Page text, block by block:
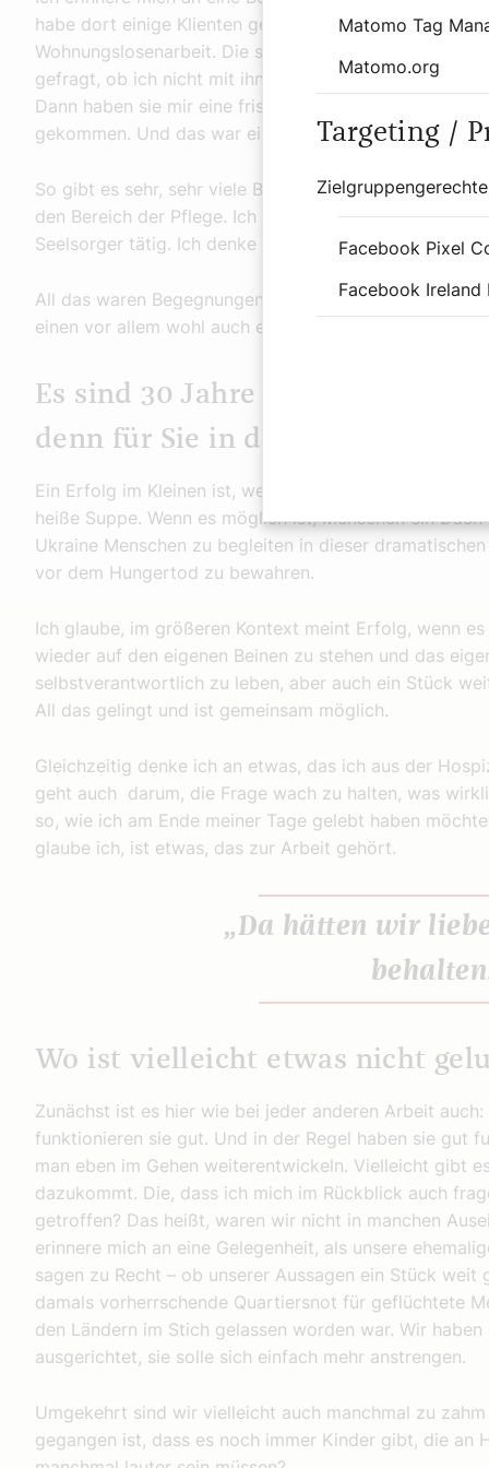
habe dort einige Klienten getroffen, die ich zuvor
Wohnungslosenarbeit. Die sind dort gestanden, haben
gefragt, ob ich nicht mit ihnen auch ein Bier trinken
Dann haben sie mir eine frische Dose gegeben. Und
gekommen. Und das war ein Gespräch, das bis heute
So gibt es sehr, sehr viele Begegnungen, wo es um
den Bereich der Pflege. Ich bin ja in einem unserer
Seelsorger tätig. Ich denke an die Hospizarbeit.
All das waren Begegnungen, die einen, glaube ich,
einen vor allem wohl auch ein Stück Veränderung
Es sind 30 Jahre Caritasarbeit für
denn für Sie in dieser Zeit ein
Ein Erfolg im Kleinen ist, wenn ein wohnungsloser
heiße Suppe. Wenn es möglich ist, Menschen ein
Ukraine Menschen zu begleiten in dieser
vor dem Hungertod zu bewahren.
Ich glaube, im größeren Kontext meint Erfolg, wenn
wieder auf den eigenen Beinen zu stehen und das
selbstverantwortlich zu leben, aber auch ein Stück
All das gelingt und ist gemeinsam möglich.
Gleichzeitig denke ich an etwas, das ich aus der
geht auch darum, die Frage wach zu halten, was
so, wie ich am Ende meiner Tage gelebt haben
glaube ich, ist etwas, das zur Arbeit gehört.
„Da hätten wir
Wo ist vielleicht etwas nicht
Zunächst ist es hier wie bei jeder anderen Arbeit
funktionieren sie gut. Und in der Regel haben sie gut
man eben im Gehen weiterentwickeln. Vielleicht gibt
dazukommt. Die, dass ich mich im Rückblick auch
getroffen? Das heißt, waren wir nicht in manchen
erinnere mich an eine Gelegenheit, als unsere
sagen zu Recht – ob unserer Aussagen ein Stück
damals vorherrschende Quartiersnot für geflüchtete
den Ländern im Stich gelassen worden war. Wir
ausgerichtet, sie solle sich einfach mehr anstrengen.
Umgekehrt sind wir vielleicht auch manchmal zu
gegangen ist, dass es noch immer Kinder gibt, die an
Matomo Tag
Matomo.org
Targeting /
Facebook Pixel
Facebook Ireland